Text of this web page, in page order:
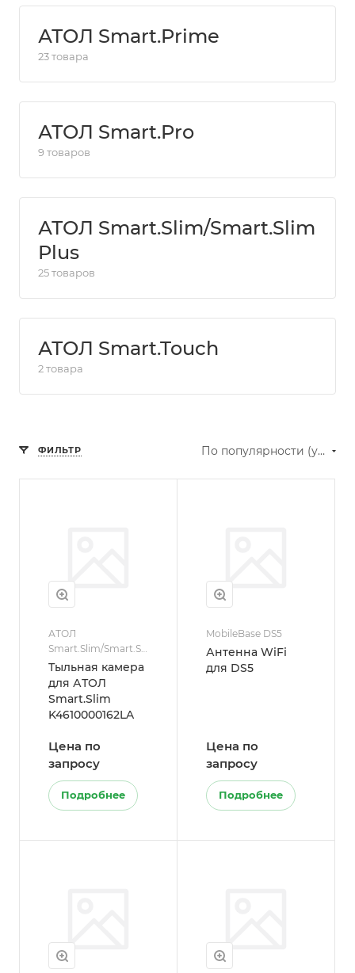
АТОЛ Smart.Prime
23 товара
АТОЛ Smart.Pro
9 товаров
АТОЛ Smart.Slim/Smart.Slim
Plus
25 товаров
АТОЛ Smart.Touch
2 товара
ФИЛЬТР По популярности (убывание)
АТОЛ
Smart.Slim/Smart.Slim
Plus
Тыльная камера
для АТОЛ
Smart.Slim
K4610000162LA
Цена по
запросу
Подробнее
MobileBase DS5
Антенна WiFi
для DS5
Цена по
запросу
Подробнее